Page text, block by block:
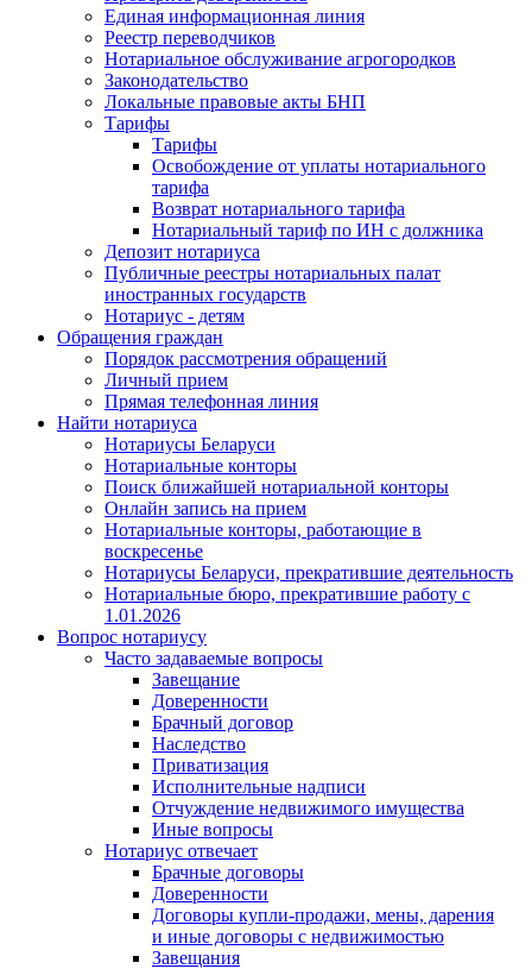
Единая информационная линия
Реестр переводчиков
Нотариальное обслуживание агрогородков
Законодательство
Локальные правовые акты БНП
Тарифы
Тарифы
Освобождение от уплаты нотариального
тарифа
Возврат нотариального тарифа
Нотариальный тариф по ИН с должника
Депозит нотариуса
Публичные реестры нотариальных палат
иностранных государств
Нотариус - детям
Обращения граждан
Порядок рассмотрения обращений
Личный прием
Прямая телефонная линия
Найти нотариуса
Нотариусы Беларуси
Нотариальные конторы
Поиск ближайшей нотариальной конторы
Онлайн запись на прием
Нотариальные конторы, работающие в
воскресенье
Нотариусы Беларуси, прекратившие деятельность
Нотариальные бюро, прекратившие работу с
1.01.2026
Вопрос нотариусу
Часто задаваемые вопросы
Завещание
Доверенности
Брачный договор
Наследство
Приватизация
Исполнительные надписи
Отчуждение недвижимого имущества
Иные вопросы
Нотариус отвечает
Брачные договоры
Доверенности
Договоры купли-продажи, мены, дарения
и иные договоры с недвижимостью
Завещания